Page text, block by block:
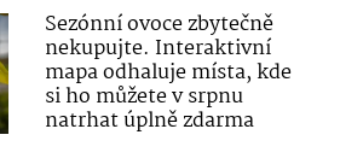
Sezónní ovoce zbytečně
nekupujte. Interaktivní
mapa odhaluje místa, kde
si ho můžete v srpnu
natrhat úplně zdarma